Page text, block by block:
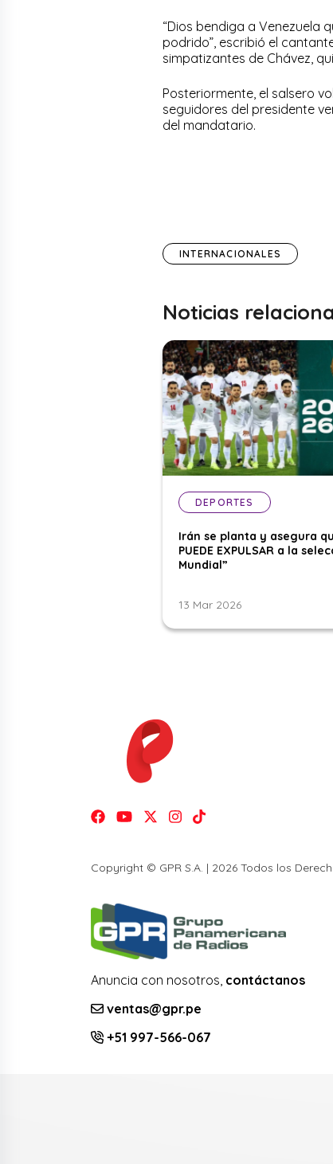
“Dios bendiga a Venezuela
podrido”, escribió el
simpatizantes de Chávez,
Posteriormente, el salsero
seguidores del presidente
del mandatario.
INTERNACIONALES
Noticias
DEPORTES
Irán se planta y asegura
PUEDE EXPULSAR a la
Mundial”
13 Mar 2026
Copyright © GPR S.A. | 2026 Todos los
Anuncia con nosotros, contáctanos
ventas@gpr.pe
+51 997-566-067